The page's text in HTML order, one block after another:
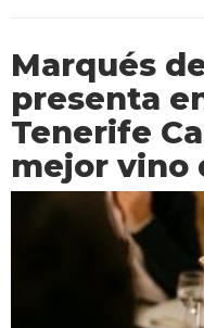
Marqués
presenta
Tenerife
mejor vino